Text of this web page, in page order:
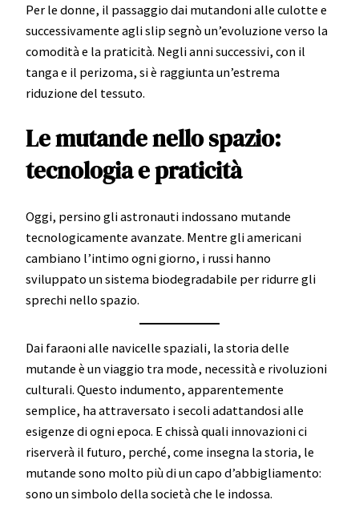
Per le donne, il passaggio dai mutandoni alle culotte e
successivamente agli slip segnò un’evoluzione verso la
comodità e la praticità. Negli anni successivi, con il
tanga e il perizoma, si è raggiunta un’estrema
riduzione del tessuto.
Le mutande nello spazio:
tecnologia e praticità
Oggi, persino gli astronauti indossano mutande
tecnologicamente avanzate. Mentre gli americani
cambiano l’intimo ogni giorno, i russi hanno
sviluppato un sistema biodegradabile per ridurre gli
sprechi nello spazio.
Dai faraoni alle navicelle spaziali, la storia delle
mutande è un viaggio tra mode, necessità e rivoluzioni
culturali. Questo indumento, apparentemente
semplice, ha attraversato i secoli adattandosi alle
esigenze di ogni epoca. E chissà quali innovazioni ci
riserverà il futuro, perché, come insegna la storia, le
mutande sono molto più di un capo d’abbigliamento:
sono un simbolo della società che le indossa.